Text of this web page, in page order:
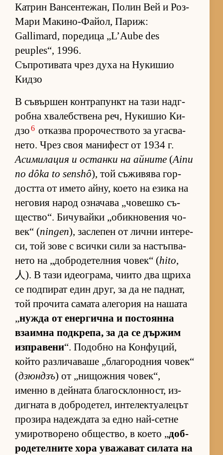
Кат­рин Ван­сен­те­жан, По­лин Вей и Роз-
Мари Ма­ки­но-Фа­йол, Па­риж:
Gallimard, по­ре­дица „L’Aube des
peuples“, 1996.
Съпротивата чрез духа на Нукишио
Кидзо
В съ­вър­шен кон­т­ра­пункт на тази над­г­
робна хва­леб­с­т­вена реч, Ну­ки­шио Ки­
дзо6 от­казва про­ро­чес­т­вото за угас­ва­
не­то. Чрез своя ма­ни­фест от 1934 г.
Аси­ми­ла­ция и ос­танки на ай­ните (Ainu
no dôka to senshô), той съ­жи­вява гор­
достта от името ай­ну, ко­ето на езика на
не­го­вия на­род оз­на­чава „чо­вешко съ­
щес­т­во“. Би­чу­вайки „о­бик­но­ве­ния чо­
век“ (ningen), зас­ле­пен от лични ин­те­ре­
си, той зове с всички сили за нас­тъп­ва­
нето на „доб­ро­де­тел­ния чо­век“ (hito,
人). В тази иде­ог­ра­ма, чи­ито два щриха
се под­пи­рат един друг, за да не пад­нат,
той про­чита са­мата але­го­рия на на­шата
„нужда от енер­гична и пос­то­янна
вза­имна под­к­ре­па, за да се дър­жим
из­п­ра­вени“. По­добно на Кон­фу­ций,
който раз­ли­ча­ваше „бла­го­род­ния чо­век“
(дзюндзъ) от „ни­щож­ния чо­век“,
именно в дей­ната бла­гос­к­лон­ност, из­
диг­ната в доб­ро­де­тел, ин­те­лек­ту­а­ле­цът
про­зира на­деж­дата за едно най-сетне
уми­рот­во­рено об­щес­т­во, в ко­ето „доб­
ро­де­тел­ните хора ува­жа­ват си­лата на